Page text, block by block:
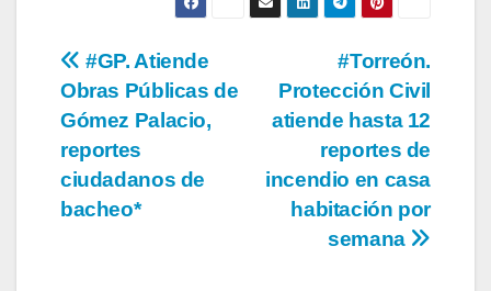
Navegación
de
entradas
#Torreón.
Protección Civil
atiende hasta 12
reportes de
incendio en casa
habitación por
semana
#GP. Atiende
Obras Públicas de
Gómez Palacio,
reportes
ciudadanos de
bacheo*